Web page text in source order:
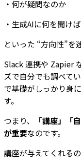
・何が疑問なのか
・生成AIに何を聞け
といった “方向性”を
Slack 連携や Zapier
ズで自分でも調べて
で基礎がしっかり身
す。
つまり、
「講座」「
が重要なのです。
講座が与えてくれる